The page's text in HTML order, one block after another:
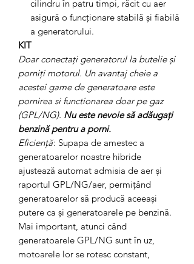
cilindru în patru timpi, răcit cu aer
asigură o funcționare stabilă și fiabilă
a generatorului.
KIT
Doar conectați generatorul la butelie și
porniți motorul. Un avantaj cheie a
acestei game de generatoare este
pornirea si functionarea doar pe gaz
(GPL/NG). Nu este nevoie să adăugați
benzină pentru a porni.
Eficiență: Supapa de amestec a
generatoarelor noastre hibride
ajustează automat admisia de aer și
raportul GPL/NG/aer, permițând
generatoarelor să producă aceeași
putere ca și generatoarele pe benzină.
Mai important, atunci când
generatoarele GPL/NG sunt în uz,
motoarele lor se rotesc constant,